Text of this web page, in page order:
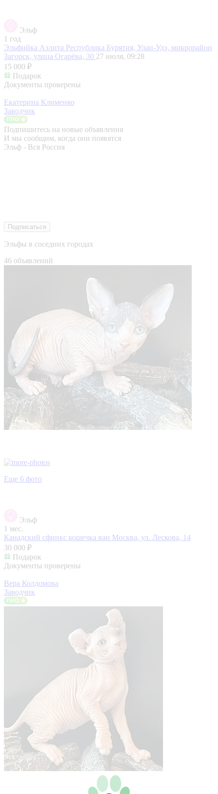
Эльф
1 год
Эльфийка Аэлита Республика Бурятия, Улан-Удэ, микрорайон
Загорск, улица Огарёва, 30 27 июля, 09:28
15 000 ₽
Подарок
Документы проверены
Екатерина Клименко
Заводчик
Подпишитесь на новые объявления
И мы сообщим, когда они появятся
Эльф - Вся Россия
Подписаться
Эльфы в соседних городах
46 объявлений
Еще 6 фото
Эльф
1 мес.
Канадский сфинкс кошечка ван Москва, ул. Лескова, 14
30 000 ₽
Подарок
Документы проверены
Вера Колдомова
Заводчик